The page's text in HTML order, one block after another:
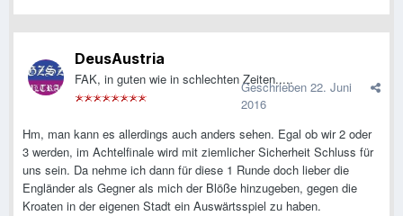
DeusAustria
FAK, in guten wie in schlechten Zeiten.....
Geschrieben 22. Juni
2016
Hm, man kann es allerdings auch anders sehen. Egal ob wir 2 oder
3 werden, im Achtelfinale wird mit ziemlicher Sicherheit Schluss für
uns sein. Da nehme ich dann für diese 1 Runde doch lieber die
Engländer als Gegner als mich der Blöße hinzugeben, gegen die
Kroaten in der eigenen Stadt ein Auswärtsspiel zu haben.